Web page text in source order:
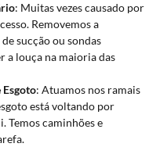
: Muitas vezes causado por
Removemos a
sucção ou sondas
a louça na maioria das
Esgoto: Atuamos nos ramais
está voltando por
Temos caminhões e